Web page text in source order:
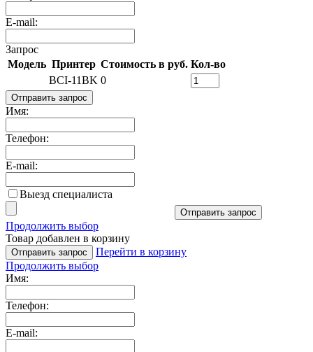
E-mail:
Запрос
Модель Принтер Стоимость в руб. Кол-во
BCI-11BK 0
Отправить запрос
Имя:
Телефон:
E-mail:
Выезд специалиста
Отправить запрос
Продолжить выбор
Товар добавлен в корзину
Отправить запрос
Перейти в корзину
Продолжить выбор
Имя:
Телефон:
E-mail: